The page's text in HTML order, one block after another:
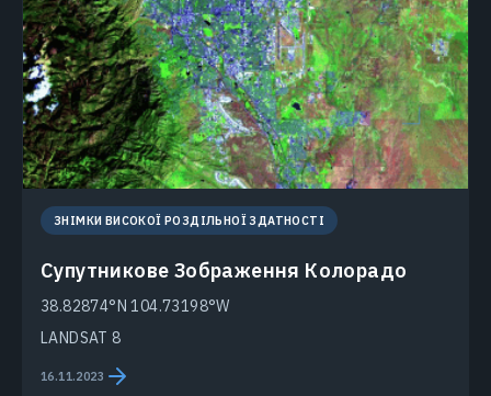
ЗНІМКИ ВИСОКОЇ РОЗДІЛЬНОЇ ЗДАТНОСТІ
Супутникове Зображення Колорадо
38.82874°N 104.73198°W
LANDSAT 8
16.11.2023